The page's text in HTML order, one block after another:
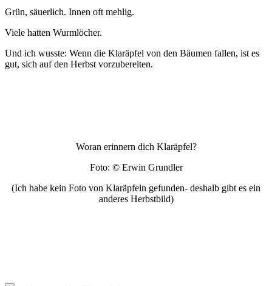
Grün, säuerlich. Innen oft mehlig.
Viele hatten Wurmlöcher.
Und ich wusste: Wenn die Klaräpfel von den Bäumen fallen, ist es
gut, sich auf den Herbst vorzubereiten.
Woran erinnern dich Klaräpfel?
Foto: © Erwin Grundler
(Ich habe kein Foto von Klaräpfeln gefunden- deshalb gibt es ein
anderes Herbstbild)